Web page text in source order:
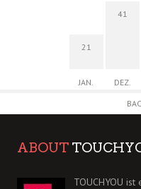
21
JAN.
41
DEZ.
ABOUT
TOUCHYOU